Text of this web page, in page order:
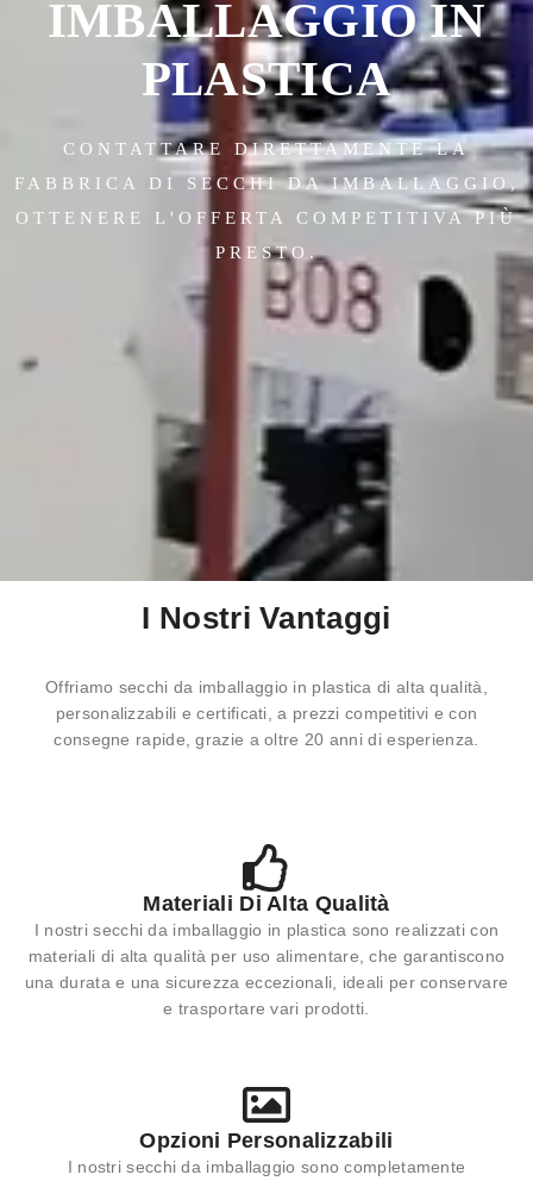
IMBALLAGGIO IN
PLASTICA
CONTATTARE DIRETTAMENTE LA
FABBRICA DI SECCHI DA IMBALLAGGIO,
OTTENERE L'OFFERTA COMPETITIVA PIÙ
PRESTO.
I Nostri Vantaggi
Offriamo secchi da imballaggio in plastica di alta qualità,
personalizzabili e certificati, a prezzi competitivi e con
consegne rapide, grazie a oltre 20 anni di esperienza.
Materiali Di Alta Qualità
I nostri secchi da imballaggio in plastica sono realizzati con
materiali di alta qualità per uso alimentare, che garantiscono
una durata e una sicurezza eccezionali, ideali per conservare
e trasportare vari prodotti.
Opzioni Personalizzabili
I nostri secchi da imballaggio sono completamente